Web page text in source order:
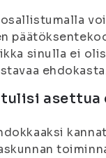
sinulla ei